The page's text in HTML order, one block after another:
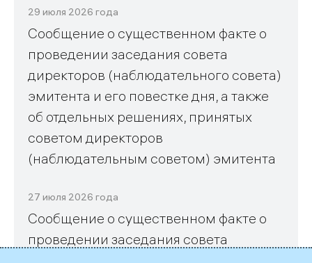
29 июля 2026 года
Сообщение о существенном факте о
проведении заседания совета
директоров (наблюдательного совета)
эмитента и его повестке дня, а также
об отдельных решениях, принятых
советом директоров
(наблюдательным советом) эмитента
27 июля 2026 года
Сообщение о существенном факте о
проведении заседания совета